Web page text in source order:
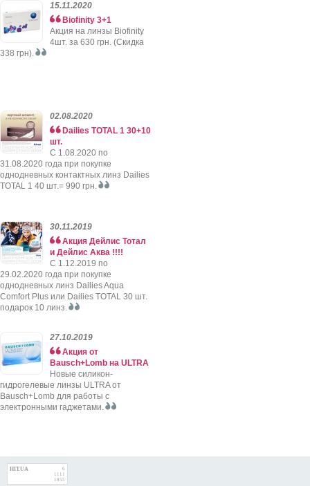
15.11.2020
Biofinity 3+1
Акция на линзы Biofinity
4шт. за 630 грн. (Скидка
338 грн).
02.08.2020
Dailies TOTAL 1 30+10
шт.
C 1.08.2020 по
31.08.2020 года при покупке
однодневных контактных линз Dailies
TOTAL 1 40 шт.= 990 грн.
30.11.2019
Акция Дейлис Тотал
и Дейлис Аква !!!!
C 1.12.2019 по
29.02.2020 года при покупке
однодневных линз Dailies Aqua
Comfort Plus или Dailies TOTAL 30 шт.
подарок 10 линз.
27.10.2019
Акция от
Bausch+Lomb на ULTRA
Новые силикон-
гидрогелевые линзы ULTRA от
Bausch+Lomb для работы с
электронными гаджетами.
HIT.UA
6
1111
1855